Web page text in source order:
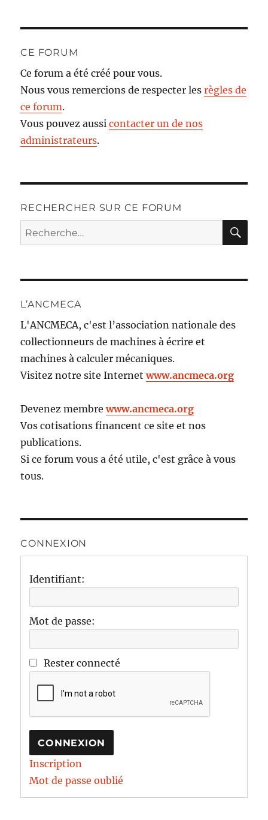
CE FORUM
Ce forum a été créé pour vous.
Nous vous remercions de respecter lesrègles de
ce forum.
Vous pouvez aussicontacter un de nos
administrateurs.
RECHERCHER SUR CE FORUM
Recherche
pour :
L’ANCMECA
L'ANCMECA, c'est l’association nationale des
collectionneurs de machines à écrire et
machines à calculer mécaniques.
Visitez notre site Internetwww.ancmeca.org
Devenez membrewww.ancmeca.org
Vos cotisations financent ce site et nos
publications.
Si ce forum vous a été utile, c'est grâce à vous
tous.
CONNEXION
Identifiant:
Mot de passe:
Rester connecté
CONNEXION
Inscription
Mot de passe oublié